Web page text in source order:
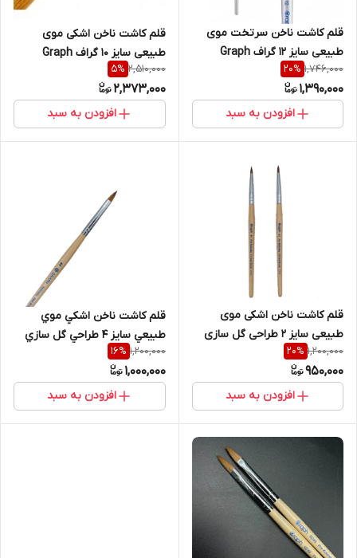
قلم کاشت ناخن سرتخت موی
طبیعی سایز 12 گراف Graph
1,746,000
20%
1,390,000
افزودن به سبد
قلم کاشت ناخن اشکی موی
طبیعی سایز 10 گراف Graph
2,510,000
5%
2,373,000
افزودن به سبد
قلم کاشت ناخن اشکی موی
طبیعی سایز 2 طراحی گل سازی
گراف Graph
1,200,000
20%
950,000
افزودن به سبد
قلم کاشت ناخن اشکي موي
طبيعي سايز 4 طراحي گل سازي
گراف Graph
1,200,000
16%
1,000,000
افزودن به سبد